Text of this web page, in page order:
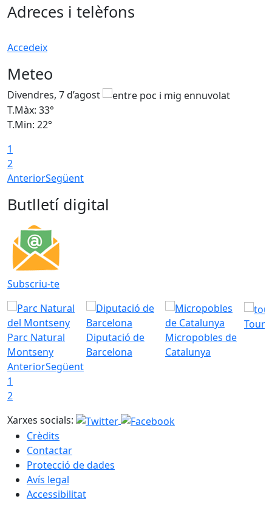
Adreces i telèfons
Accedeix
Meteo
Divendres, 7 d’agost
T.Màx: 33°
T.Min: 22°
1
2
AnteriorSegüent
Butlletí digital
Subscriu-te
Parc Natural
Montseny
Diputació de
Barcelona
Micropobles de
Catalunya
AnteriorSegüent
1
2
Xarxes socials:
Crèdits
Contactar
Protecció de dades
Avís legal
Accessibilitat